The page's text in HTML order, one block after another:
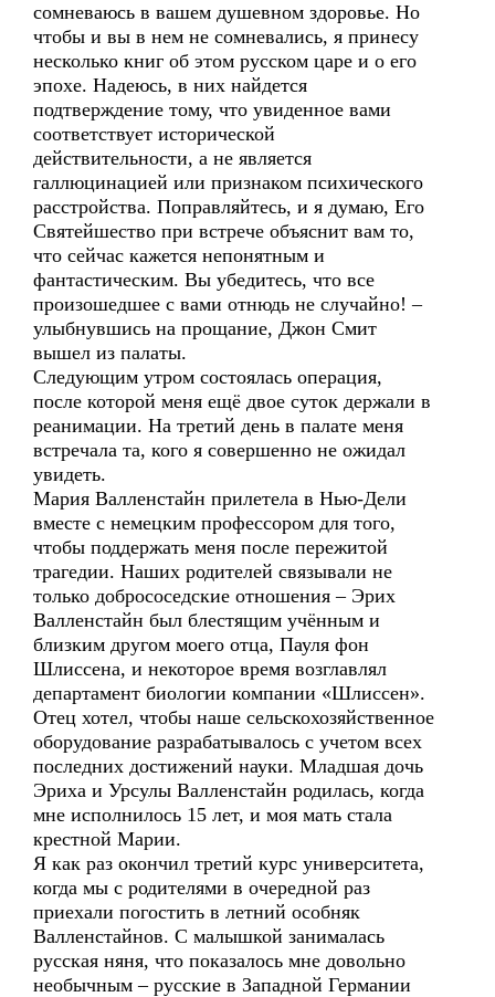
сомневаюсь в вашем душевном здоровье. Но
чтобы и вы в нем не сомневались, я принесу
несколько книг об этом русском царе и о его
эпохе. Надеюсь, в них найдется
подтверждение тому, что увиденное вами
соответствует исторической
действительности, а не является
галлюцинацией или признаком психического
расстройства. Поправляйтесь, и я думаю, Его
Святейшество при встрече объяснит вам то,
что сейчас кажется непонятным и
фантастическим. Вы убедитесь, что все
произошедшее с вами отнюдь не случайно! –
улыбнувшись на прощание, Джон Смит
вышел из палаты.
Следующим утром состоялась операция,
после которой меня ещё двое суток держали в
реанимации. На третий день в палате меня
встречала та, кого я совершенно не ожидал
увидеть.
Мария Валленстайн прилетела в Нью-Дели
вместе с немецким профессором для того,
чтобы поддержать меня после пережитой
трагедии. Наших родителей связывали не
только добрососедские отношения – Эрих
Валленстайн был блестящим учённым и
близким другом моего отца, Пауля фон
Шлиссена, и некоторое время возглавлял
департамент биологии компании «Шлиссен».
Отец хотел, чтобы наше сельскохозяйственное
оборудование разрабатывалось с учетом всех
последних достижений науки. Младшая дочь
Эриха и Урсулы Валленстайн родилась, когда
мне исполнилось 15 лет, и моя мать стала
крестной Марии.
Я как раз окончил третий курс университета,
когда мы с родителями в очередной раз
приехали погостить в летний особняк
Валленстайнов. С малышкой занималась
русская няня, что показалось мне довольно
необычным – русские в Западной Германии